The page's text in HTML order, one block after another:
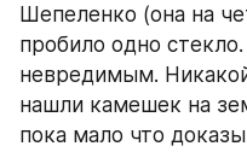
Шепеленко (она на
пробило одно
невредимым.
нашли камешек на
пока мало что